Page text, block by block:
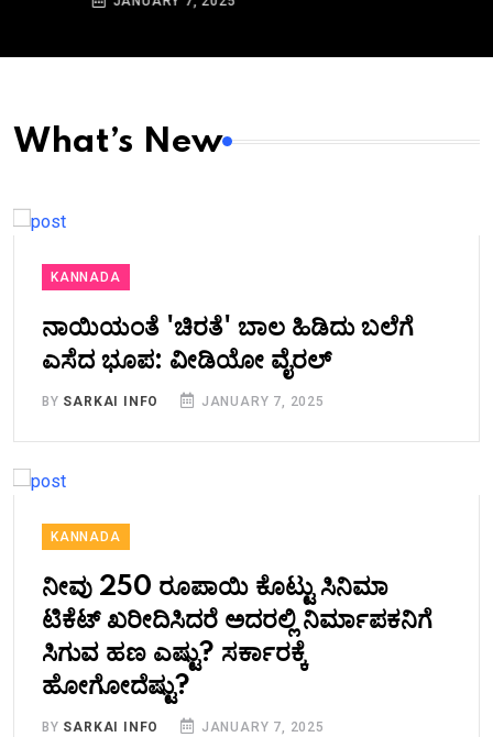
What’s New
KANNADA
ನಾಯಿಯಂತೆ 'ಚಿರತೆ' ಬಾಲ ಹಿಡಿದು ಬಲೆಗೆ
ಎಸೆದ ಭೂಪ: ವೀಡಿಯೋ ವೈರಲ್
BY SARKAI INFO JANUARY 7, 2025
KANNADA
ನೀವು 250 ರೂಪಾಯಿ ಕೊಟ್ಟು ಸಿನಿಮಾ
ಟಿಕೆಟ್​ ಖರೀದಿಸಿದರೆ ಅದರಲ್ಲಿ ನಿರ್ಮಾಪಕನಿಗೆ
ಸಿಗುವ ಹಣ ಎಷ್ಟು? ಸರ್ಕಾರಕ್ಕೆ
ಹೋಗೋದೆಷ್ಟು?
BY SARKAI INFO JANUARY 7, 2025